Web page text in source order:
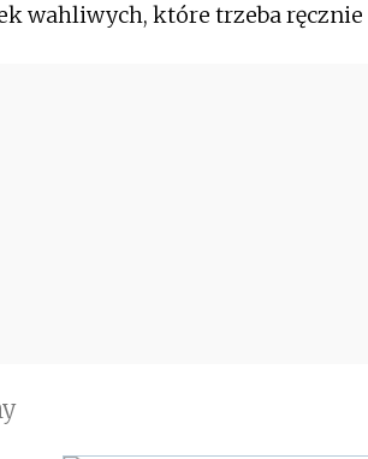
wahliwych, które trzeba ręcznie